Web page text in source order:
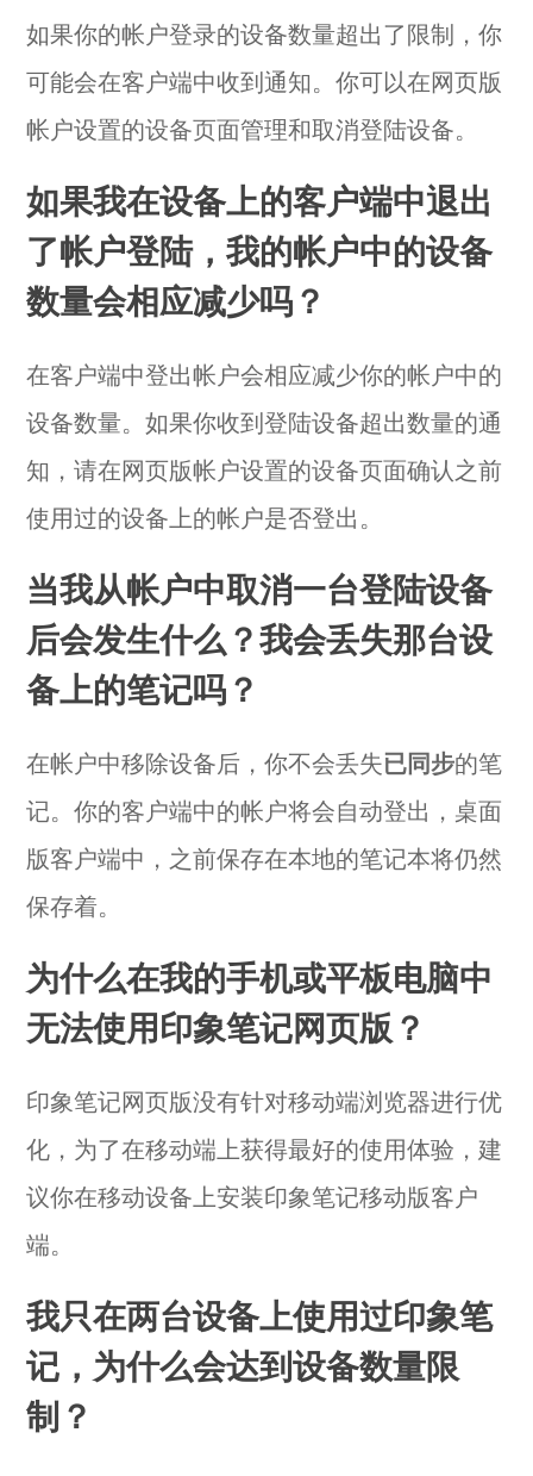
如果你的帐户登录的设备数量超出了限制，你
可能会在客户端中收到通知。你可以在网页版
帐户设置的设备页面管理和取消登陆设备。
如果我在设备上的客户端中退出
了帐户登陆，我的帐户中的设备
数量会相应减少吗？
在客户端中登出帐户会相应减少你的帐户中的
设备数量。如果你收到登陆设备超出数量的通
知，请在网页版帐户设置的设备页面确认之前
使用过的设备上的帐户是否登出。
当我从帐户中取消一台登陆设备
后会发生什么？我会丢失那台设
备上的笔记吗？
在帐户中移除设备后，你不会丢失已同步的笔
记。你的客户端中的帐户将会自动登出，桌面
版客户端中，之前保存在本地的笔记本将仍然
保存着。
为什么在我的手机或平板电脑中
无法使用印象笔记网页版？
印象笔记网页版没有针对移动端浏览器进行优
化，为了在移动端上获得最好的使用体验，建
议你在移动设备上安装印象笔记移动版客户
端。
我只在两台设备上使用过印象笔
记，为什么会达到设备数量限
制？